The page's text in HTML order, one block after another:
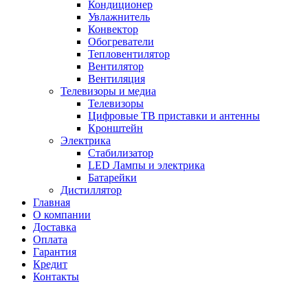
Кондиционер
Увлажнитель
Конвектор
Обогреватели
Тепловентилятор
Вентилятор
Вентиляция
Телевизоры и медиа
Телевизоры
Цифровые ТВ приставки и антенны
Кронштейн
Электрика
Стабилизатор
LED Лампы и электрика
Батарейки
Дистиллятор
Главная
О компании
Доставка
Оплата
Гарантия
Кредит
Контакты